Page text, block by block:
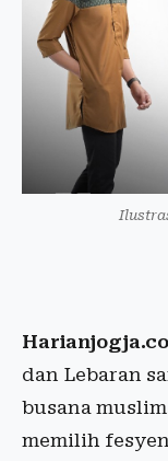
dan Lebaran
busana
memilih